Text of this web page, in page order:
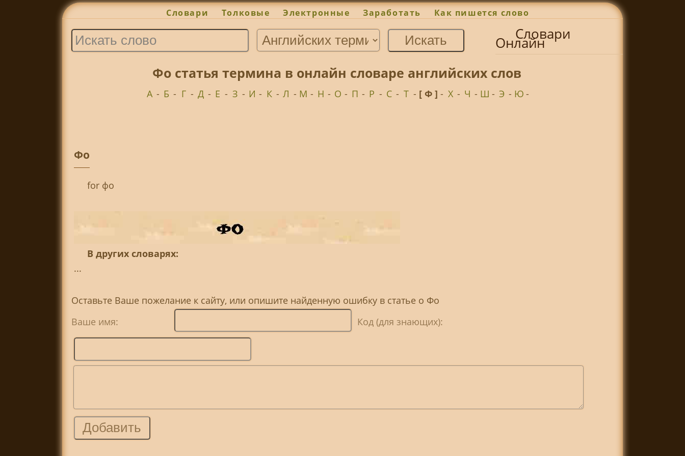
Словари Толковые Электронные Заработать Как пишется слово
Словари
Онлайн
Фо статья термина в онлайн словаре английских слов
А - Б - Г - Д - Е - З - И - К - Л - М - Н - О - П - Р - С - Т - [ Ф ] - Х - Ч - Ш - Э - Ю-
Фо
for фо
В других словарях:
...
Оставьте Ваше пожелание к сайту, или опишите найденную ошибку в статье о Фо
Ваше имя:
Код (для знающих):